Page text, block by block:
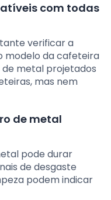
com todas
verificar a
modelo da cafeteira
de metal projetados
mas nem
de metal
pode durar
de desgaste
podem indicar